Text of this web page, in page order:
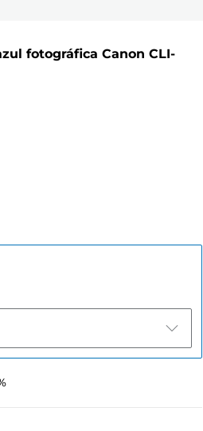
fotográfica Canon CLI-